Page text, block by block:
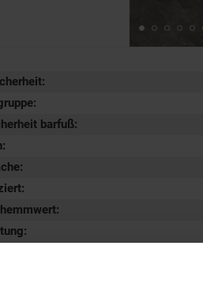
:
:
barfuß:
:
:
:
: